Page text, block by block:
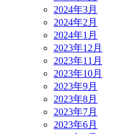
2024年3月
2024年2月
2024年1月
2023年12月
2023年11月
2023年10月
2023年9月
2023年8月
2023年7月
2023年6月